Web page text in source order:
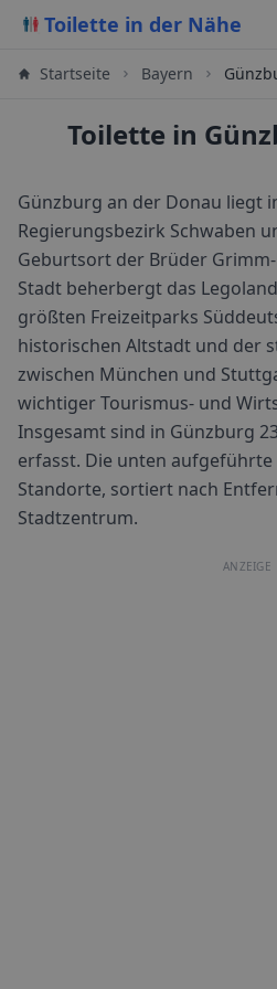
Toilette in der Nähe
Startseite Bayern
Toilette in
Günzburg an der Donau liegt
Regierungsbezirk Schwaben
Geburtsort der Brüder
Stadt beherbergt das
größten Freizeitparks
historischen Altstadt und der
zwischen München und
wichtiger Tourismus- und
Insgesamt sind in Günzburg 23
erfasst. Die unten aufgeführte
Standorte, sortiert nach
Stadtzentrum.
ANZEIGE